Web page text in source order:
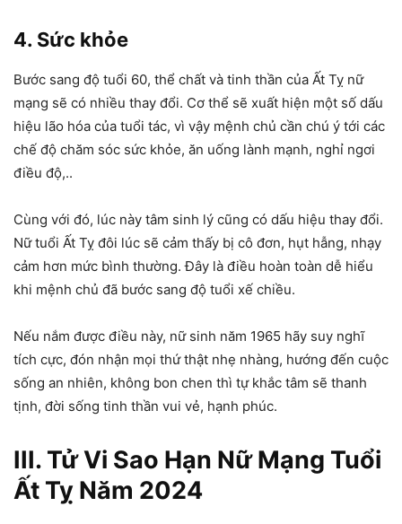
4. Sức khỏe
Bước sang độ tuổi 60, thể chất và tinh thần của Ất Tỵ nữ
mạng sẽ có nhiều thay đổi. Cơ thể sẽ xuất hiện một số dấu
hiệu lão hóa của tuổi tác, vì vậy mệnh chủ cần chú ý tới các
chế độ chăm sóc sức khỏe, ăn uống lành mạnh, nghỉ ngơi
điều độ,..
Cùng với đó, lúc này tâm sinh lý cũng có dấu hiệu thay đổi.
Nữ tuổi Ất Tỵ đôi lúc sẽ cảm thấy bị cô đơn, hụt hẫng, nhạy
cảm hơn mức bình thường. Đây là điều hoàn toàn dễ hiểu
khi mệnh chủ đã bước sang độ tuổi xế chiều.
Nếu nắm được điều này, nữ sinh năm 1965 hãy suy nghĩ
tích cực, đón nhận mọi thứ thật nhẹ nhàng, hướng đến cuộc
sống an nhiên, không bon chen thì tự khắc tâm sẽ thanh
tịnh, đời sống tinh thần vui vẻ, hạnh phúc.
III. Tử Vi Sao Hạn Nữ Mạng Tuổi
Ất Tỵ Năm 2024